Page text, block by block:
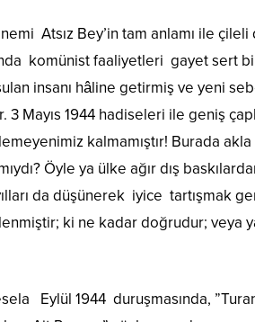
Atsız Bey’in tam anlamı ile
komünist faaliyetleri gayet sert
insanı hâline getirmiş ve yeni
3 Mayıs 1944 hadiseleri ile geniş
kalmamıştır! Burada
Öyle ya ülke ağır dış
da düşünerek iyice tartışmak
ki ne kadar doğrudur; veya
Eylül 1944 duruşmasında,